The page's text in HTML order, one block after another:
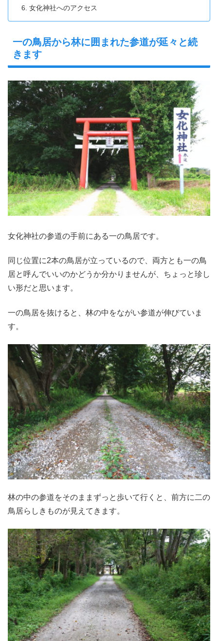
女化神社へのアクセス
一の鳥居から林に囲まれた参道が延々と続
きます
女化神社の参道の手前にある一の鳥居です。
同じ位置に2本の鳥居が立っているので、両方とも一の鳥
居と呼んでいいのかどうか分かりませんが、ちょっと珍し
い形だと思います。
一の鳥居を抜けると、林の中をながい参道が伸びていま
す。
林の中の参道をそのままずっと歩いて行くと、前方に二の
鳥居らしきものが見えてきます。